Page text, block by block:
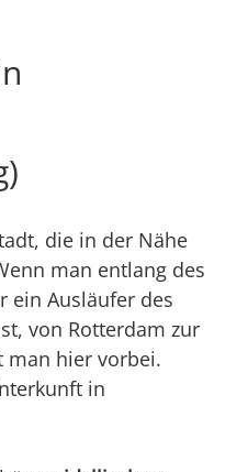
die in der Nähe
man entlang des
ein Ausläufer des
von Rotterdam zur
man hier vorbei.
in